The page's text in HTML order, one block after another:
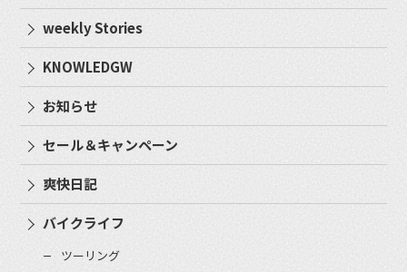
weekly Stories
KNOWLEDGW
お知らせ
セール＆キャンペーン
爽快日記
バイクライフ
ツーリング